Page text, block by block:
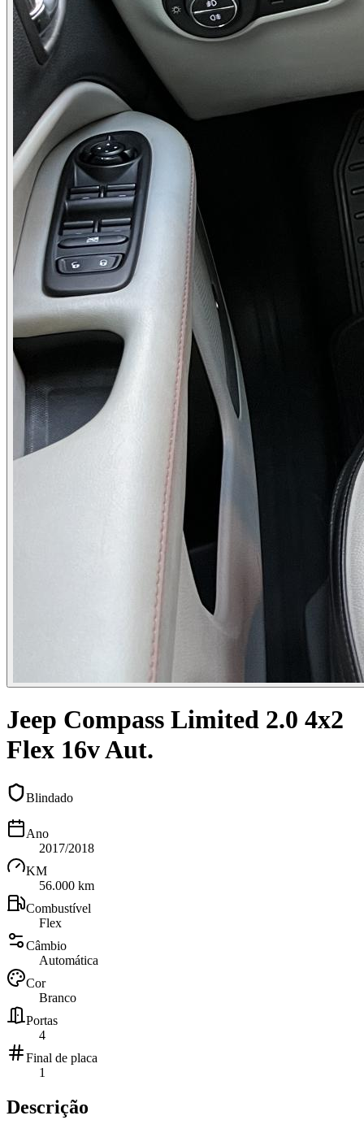
Jeep Compass Limited 2.0 4x2
Flex 16v Aut.
Blindado
Ano
2017/2018
KM
56.000 km
Combustível
Flex
Câmbio
Automática
Cor
Branco
Portas
4
Final de placa
1
Descrição